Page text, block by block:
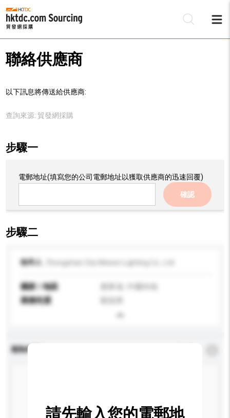
聯絡供應商
以下訊息將傳送給供應商:
查詢來源: 貿發網採購
步驟一
電郵地址(填寫您的公司電郵地址以獲取供應商的迅速回覆)
確認
步驟二
收件人
國家 / 地區
業務性質
查詢內容
請先輸入您的電郵地